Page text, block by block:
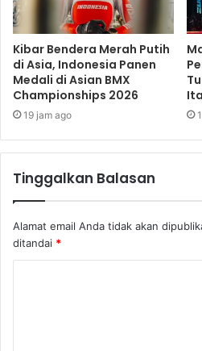
Kibar Bendera Merah Putih
di Asia, Indonesia Panen
Medali di Asian BMX
Championships 2026
19 jam ago
Tinggalkan Balasan
Alamat email Anda tidak akan
ditandai *